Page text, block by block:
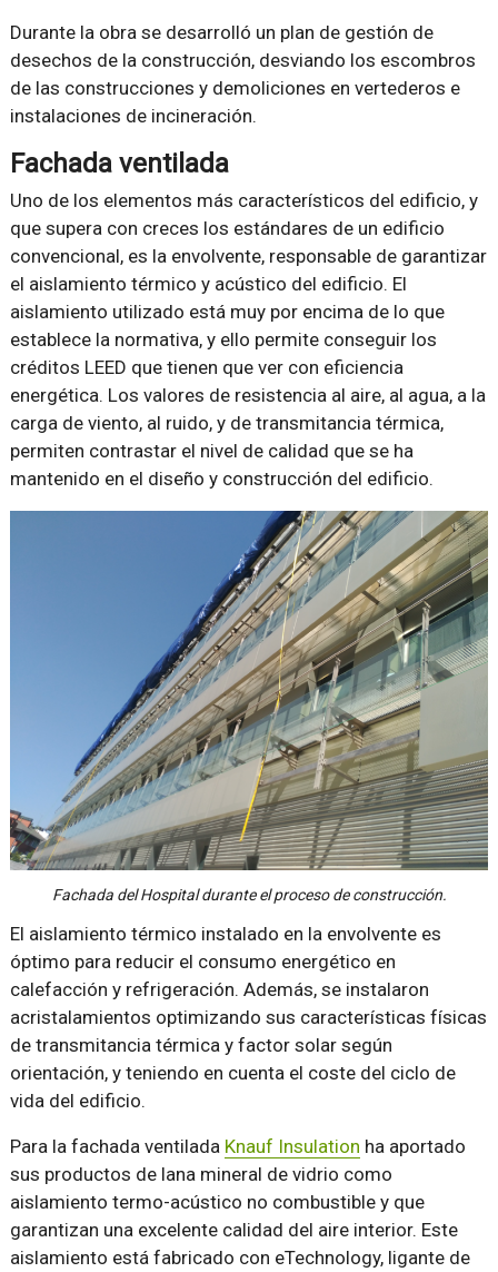
Durante la obra se desarrolló un plan de gestión de
desechos de la construcción, desviando los escombros
de las construcciones y demoliciones en vertederos e
instalaciones de incineración.
Fachada ventilada
Uno de los elementos más característicos del edificio, y
que supera con creces los estándares de un edificio
convencional, es la envolvente, responsable de garantizar
el aislamiento térmico y acústico del edificio. El
aislamiento utilizado está muy por encima de lo que
establece la normativa, y ello permite conseguir los
créditos LEED que tienen que ver con eficiencia
energética. Los valores de resistencia al aire, al agua, a la
carga de viento, al ruido, y de transmitancia térmica,
permiten contrastar el nivel de calidad que se ha
mantenido en el diseño y construcción del edificio.
Fachada del Hospital durante el proceso de construcción.
El aislamiento térmico instalado en la envolvente es
óptimo para reducir el consumo energético en
calefacción y refrigeración. Además, se instalaron
acristalamientos optimizando sus características físicas
de transmitancia térmica y factor solar según
orientación, y teniendo en cuenta el coste del ciclo de
vida del edificio.
Para la fachada ventilada Knauf Insulation ha aportado
sus productos de lana mineral de vidrio como
aislamiento termo-acústico no combustible y que
garantizan una excelente calidad del aire interior. Este
aislamiento está fabricado con eTechnology, ligante de